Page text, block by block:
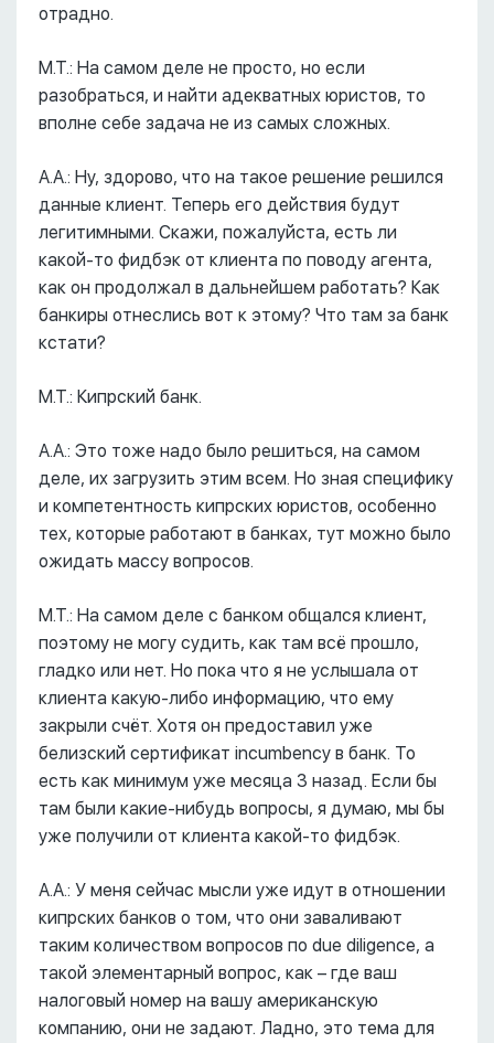
отрадно.
М.Т.: На самом деле не просто, но если
разобраться, и найти адекватных юристов, то
вполне себе задача не из самых сложных.
А.А.: Ну, здорово, что на такое решение решился
данные клиент. Теперь его действия будут
легитимными. Скажи, пожалуйста, есть ли
какой-то фидбэк от клиента по поводу агента,
как он продолжал в дальнейшем работать? Как
банкиры отнеслись вот к этому? Что там за банк
кстати?
М.Т.: Кипрский банк.
А.А.: Это тоже надо было решиться, на самом
деле, их загрузить этим всем. Но зная специфику
и компетентность кипрских юристов, особенно
тех, которые работают в банках, тут можно было
ожидать массу вопросов.
М.Т.: На самом деле с банком общался клиент,
поэтому не могу судить, как там всё прошло,
гладко или нет. Но пока что я не услышала от
клиента какую-либо информацию, что ему
закрыли счёт. Хотя он предоставил уже
белизский сертификат incumbency в банк. То
есть как минимум уже месяца 3 назад. Если бы
там были какие-нибудь вопросы, я думаю, мы бы
уже получили от клиента какой-то фидбэк.
А.А.: У меня сейчас мысли уже идут в отношении
кипрских банков о том, что они заваливают
таким количеством вопросов по due diligence, а
такой элементарный вопрос, как – где ваш
налоговый номер на вашу американскую
компанию, они не задают. Ладно, это тема для